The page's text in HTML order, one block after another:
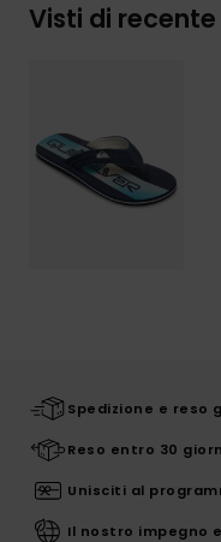
Visti di recente
Spedizione e reso
Reso entro 30
Unisciti al
Il nostro impegno